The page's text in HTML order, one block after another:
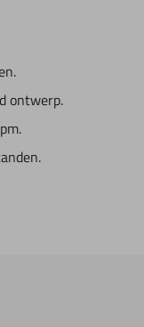
ontwerp.